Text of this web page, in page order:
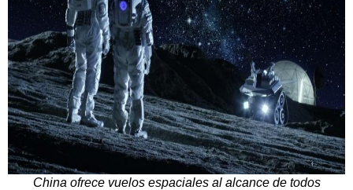
China ofrece vuelos espaciales al alcance de todos